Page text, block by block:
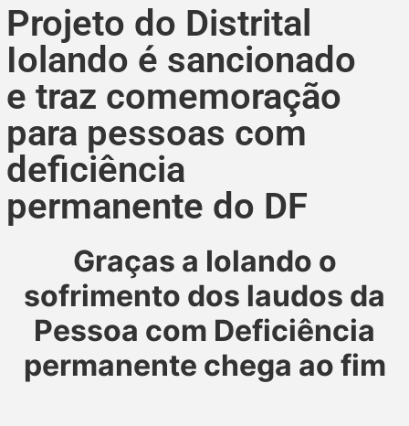
Projeto do Distrital
Iolando é sancionado
e traz comemoração
para pessoas com
deficiência
permanente do DF
Graças a Iolando o
sofrimento dos laudos da
Pessoa com Deficiência
permanente chega ao fim